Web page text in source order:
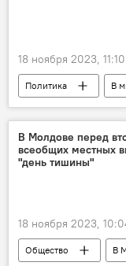
18 ноября 2023, 11:10
Политика В
Китай
Си
В Молдове перед
всеобщих местных
"день тишины"
18 ноября 2023,
Общество
В